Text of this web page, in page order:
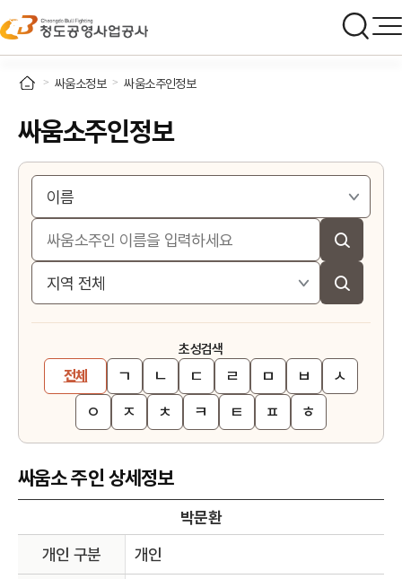
싸움소정보 싸움소주인정보
싸움소주인정보
초성검색
전체 ㄱ ㄴ ㄷ ㄹ ㅁ ㅂ
ㅅ
ㅇ
ㅈ ㅊ ㅋ ㅌ ㅍ ㅎ
싸움소 주인 상세정보
박문환
개인 구분
개인